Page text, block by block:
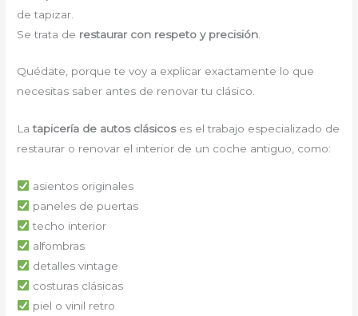
de tapizar.
Se trata de restaurar con respeto y precisión
Quédate, porque te voy a explicar exactamente lo que
necesitas saber antes de renovar tu clásico.
Latapicería de autos clásicoses el trabajo especializado de
restaurar o renovar el interior de un coche antiguo, como:
asientos originales
paneles de puertas
techo interior
alfombras
detalles vintage
costuras clásicas
piel o vinil retro